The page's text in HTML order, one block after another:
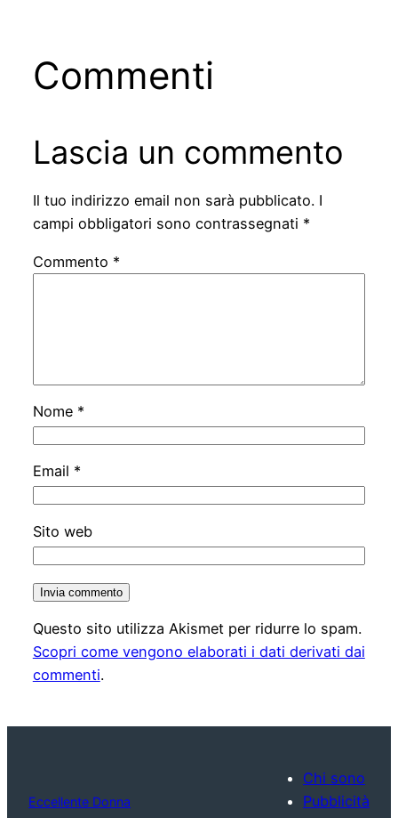
Commenti
Lascia un commento
Il tuo indirizzo email non sarà pubblicato. I
campi obbligatori sono contrassegnati *
Commento *
Nome *
Email *
Sito web
Questo sito utilizza Akismet per ridurre lo spam.
Scopri come vengono elaborati i dati derivati dai
commenti.
Eccellente Donna
Chi sono
Pubblicità